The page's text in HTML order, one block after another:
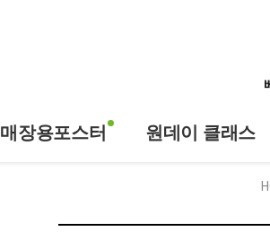
매장용포스터 원데이 클래스